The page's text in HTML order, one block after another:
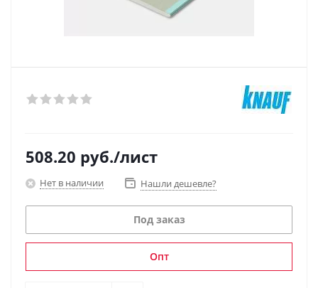
508.20 руб./лист
Нет в наличии Нашли дешевле?
Под заказ
Опт